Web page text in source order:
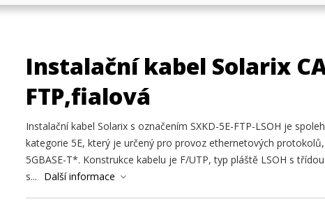
Instalační kabel Solarix
FTP,fialová
Instalační kabel Solarix s označením SXKD-5E-FTP-LSOH je
kategorie 5E, který je určený pro provoz ethernetových protokolů,
5GBASE-T*. Konstrukce kabelu je F/UTP, typ pláště LSOH s
s...
Další informace